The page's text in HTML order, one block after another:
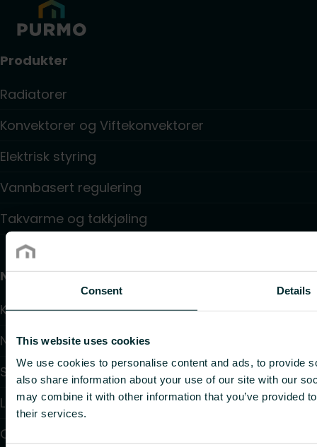
Consent Details
This website uses cookies
We use cookies to personalise content and ads, to provide
also share information about your use of our site with our
may combine it with other information that you’ve provided
their services.
Produkter
Radiatorer
Konvektorer og Viftekonvektorer
Elektrisk styring
Vannbasert regulering
Takvarme og takkjøling
Nyttige lenker
Kalkulatorer
Nedlastinger
Support
Løsninger
Om oss